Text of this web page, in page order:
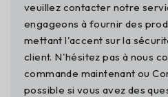
veuillez contacter notre
engageons à fournir des
mettant l'accent sur la
client. N'hésitez pas à nous
commande maintenant ou
possible si vous avez des